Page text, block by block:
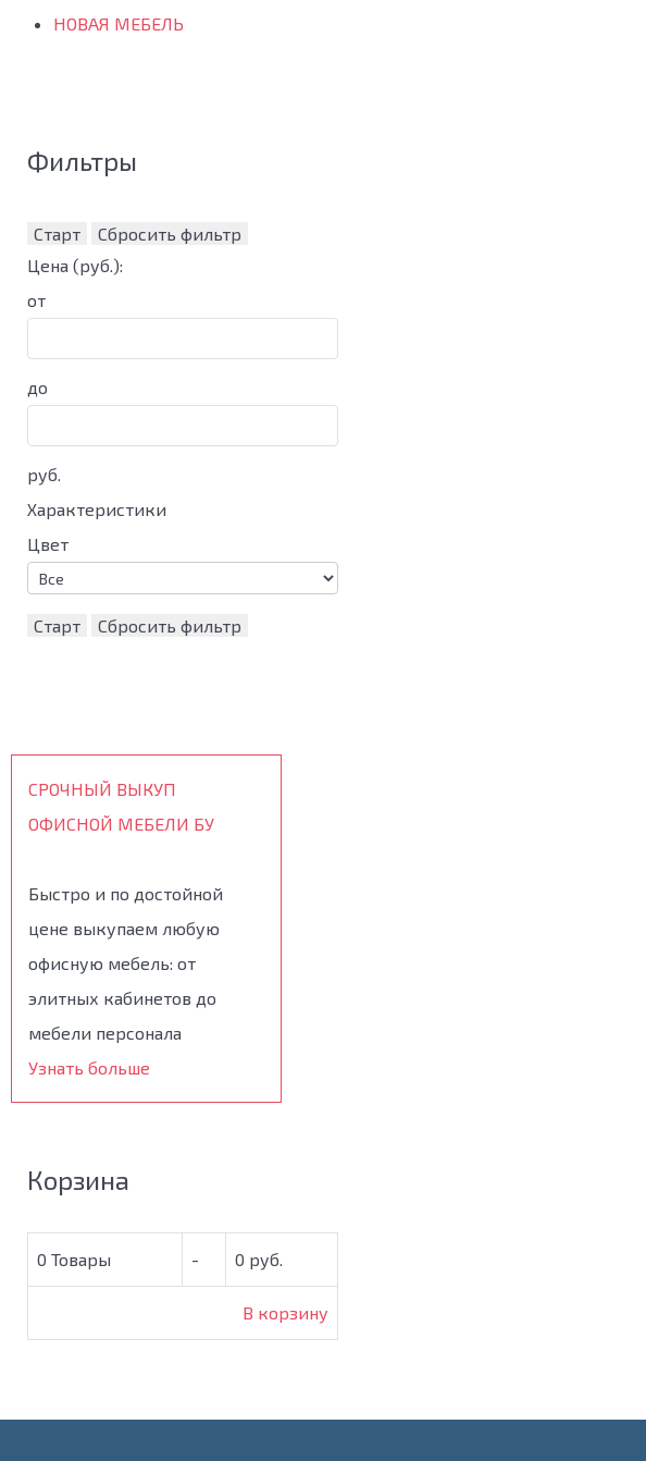
НОВАЯ МЕБЕЛЬ
Фильтры
Старт
Сбросить фильтр
Цена (руб.):
от
до
руб.
Характеристики
Цвет
Старт Сбросить фильтр
СРОЧНЫЙ ВЫКУП
ОФИСНОЙ МЕБЕЛИ БУ
Быстро и по достойной
цене выкупаем любую
офисную мебель: от
элитных кабинетов до
мебели персонала
Узнать больше
Корзина
0 Товары - 0 руб.
В корзину